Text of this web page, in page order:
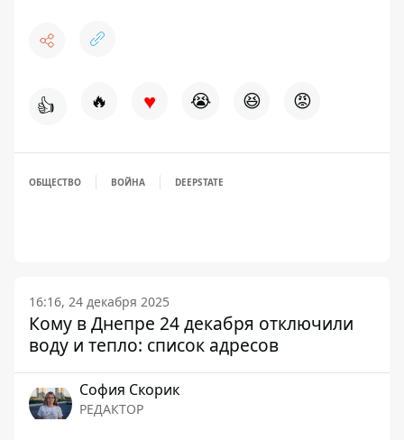
👍 🔥 ♥ 😭 😆 😡
ОБЩЕСТВО ВОЙНА DEEPSTATE
16:16, 24 декабря 2025
Кому в Днепре 24 декабря отключили
воду и тепло: список адресов
София Скорик
РЕДАКТОР